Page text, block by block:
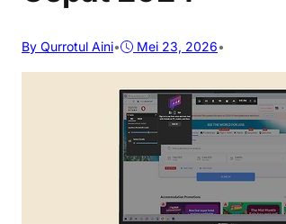
By Qurrotul Aini• Mei 23, 2026•